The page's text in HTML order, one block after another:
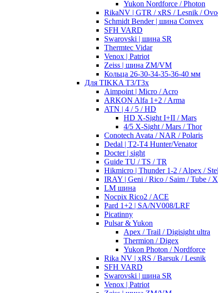
Yukon Nordforce / Photon
RikaNV | GTR / xRS / Lesnik /
Schmidt Bender | шина Convex
SFH VARD
Swarovski | шина SR
Thermtec Vidar
Venox | Patriot
Zeiss | шина ZM/VM
Кольца 26-30-34-35-36-40 мм
Для TIKKA T3/T3x
Aimpoint | Micro / Acro
ARKON Alfa 1+2 / Arma
ATN | 4 / 5 / HD
HD X-Sight I+II / Mars
4/5 X-Sight / Mars / Thor
Conotech Avata / NAR / Polaris
Dedal | T2-T4 Hunter/Venator
Docter | sight
Guide TU / TS / TR
Hikmicro | Thunder 1-2 / Alpex /
IRAY | Geni / Rico / Saim / Tube /
LM шина
Nocpix Rico2 / ACE
Pard 1+2 | SA/NV008/LRF
Picatinny
Pulsar & Yukon
Apex / Trail / Digisight ultra
Thermion / Digex
Yukon Photon / Nordforce
Rika NV | xRS / Barsuk / Lesnik
SFH VARD
Swarovski | шина SR
Venox | Patriot